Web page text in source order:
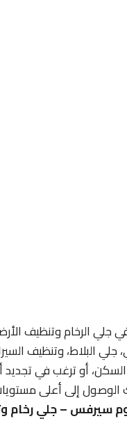
الرخام وتنظيف
البلاط، وتنظيف
أو ترغب في تجديد
إلى أعلى
سيرفس – جلي رخام